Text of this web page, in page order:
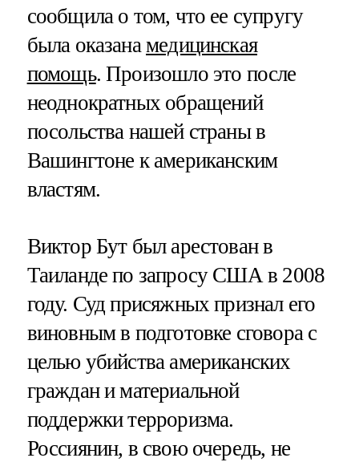
сообщила о том, что ее супругу
была оказана медицинская
помощь. Произошло это после
неоднократных обращений
посольства нашей страны в
Вашингтоне к американским
властям.
Виктор Бут был арестован в
Таиланде по запросу США в 2008
году. Суд присяжных признал его
виновным в подготовке сговора с
целью убийства американских
граждан и материальной
поддержки терроризма.
Россиянин, в свою очередь, не